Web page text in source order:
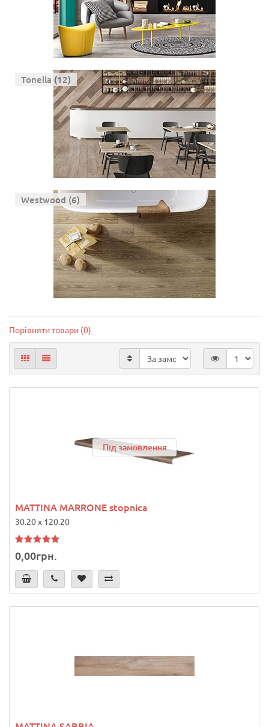
Tonella (12)
Westwood (6)
Порівняти товари (0)
Під замовлення
MATTINA MARRONE stopnica
30.20 x 120.20
0,00грн.